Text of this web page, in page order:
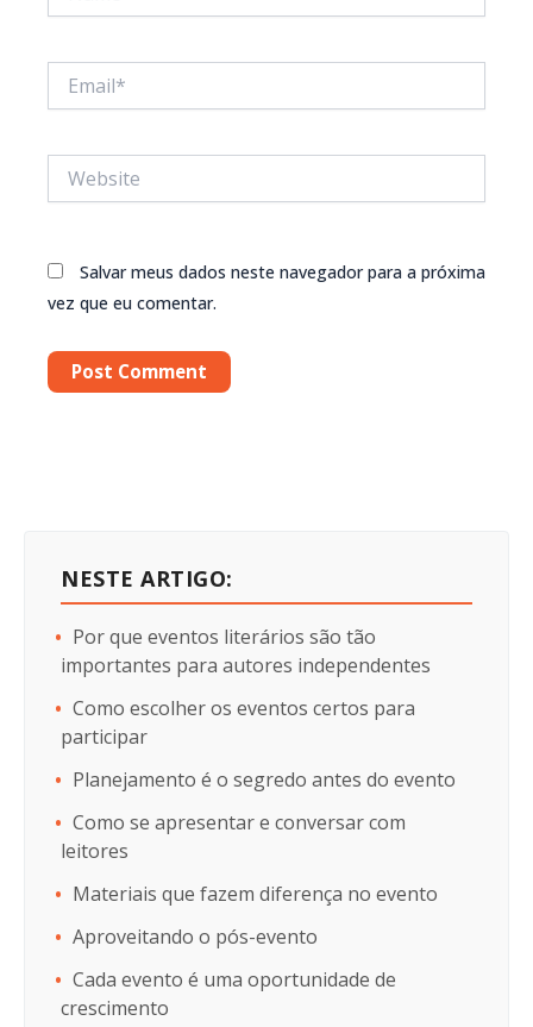
Salvar meus dados neste navegador para a próxima
vez que eu comentar.
NESTE ARTIGO:
Por que eventos literários são tão
importantes para autores independentes
Como escolher os eventos certos para
participar
Planejamento é o segredo antes do evento
Como se apresentar e conversar com
leitores
Materiais que fazem diferença no evento
Aproveitando o pós-evento
Cada evento é uma oportunidade de
crescimento